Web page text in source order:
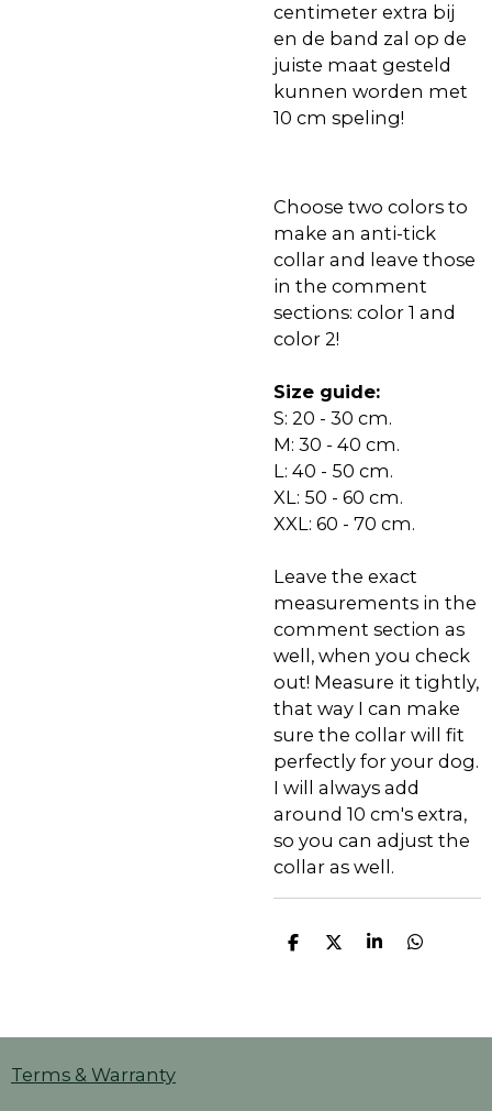
centimeter extra bij
en de band zal op de
juiste maat gesteld
kunnen worden met
10 cm speling!
Choose two colors to
make an anti-tick
collar and leave those
in the comment
sections: color 1 and
color 2!
Size guide:
S: 20 - 30 cm.
M: 30 - 40 cm.
L: 40 - 50 cm.
XL: 50 - 60 cm.
XXL: 60 - 70 cm.
Leave the exact
measurements in the
comment section as
well, when you check
out! Measure it tightly,
that way I can make
sure the collar will fit
perfectly for your dog.
I will always add
around 10 cm's extra,
so you can adjust the
collar as well.
D
D
S
D
Terms & Warranty